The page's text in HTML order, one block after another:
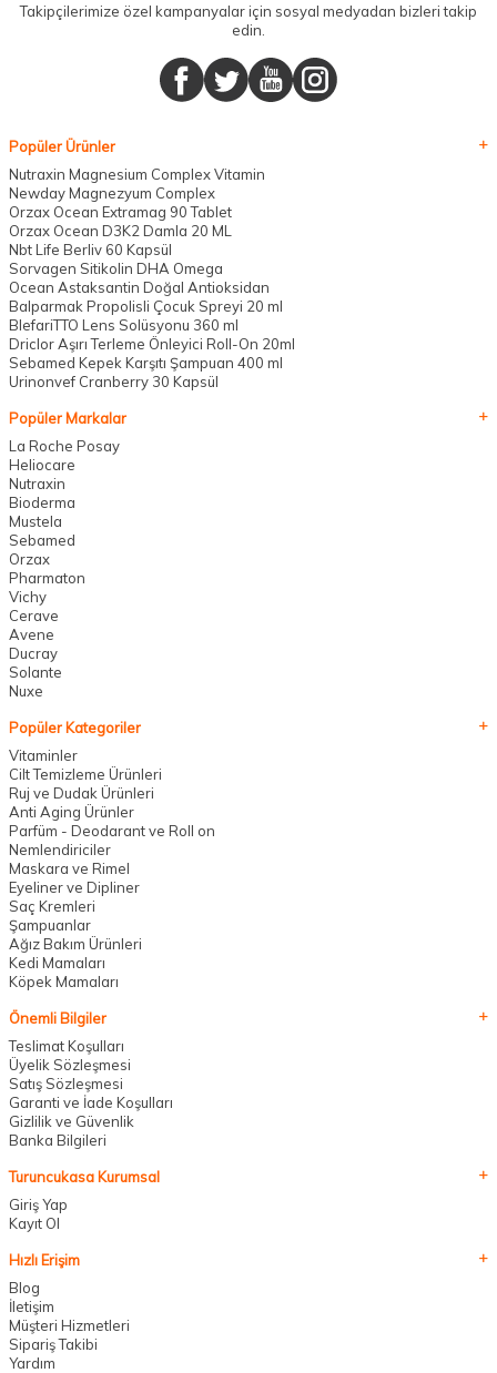
Takipçilerimize özel kampanyalar için sosyal medyadan bizleri takip
edin.
Popüler Ürünler
Nutraxin Magnesium Complex Vitamin
Newday Magnezyum Complex
Orzax Ocean Extramag 90 Tablet
Orzax Ocean D3K2 Damla 20 ML
Nbt Life Berliv 60 Kapsül
Sorvagen Sitikolin DHA Omega
Ocean Astaksantin Doğal Antioksidan
Balparmak Propolisli Çocuk Spreyi 20 ml
BlefariTTO Lens Solüsyonu 360 ml
Driclor Aşırı Terleme Önleyici Roll-On 20ml
Sebamed Kepek Karşıtı Şampuan 400 ml
Urinonvef Cranberry 30 Kapsül
Popüler Markalar
La Roche Posay
Heliocare
Nutraxin
Bioderma
Mustela
Sebamed
Orzax
Pharmaton
Vichy
Cerave
Avene
Ducray
Solante
Nuxe
Popüler Kategoriler
Vitaminler
Cilt Temizleme Ürünleri
Ruj ve Dudak Ürünleri
Anti Aging Ürünler
Parfüm - Deodarant ve Roll on
Nemlendiriciler
Maskara ve Rimel
Eyeliner ve Dipliner
Saç Kremleri
Şampuanlar
Ağız Bakım Ürünleri
Kedi Mamaları
Köpek Mamaları
Önemli Bilgiler
Teslimat Koşulları
Üyelik Sözleşmesi
Satış Sözleşmesi
Garanti ve İade Koşulları
Gizlilik ve Güvenlik
Banka Bilgileri
Turuncukasa Kurumsal
Giriş Yap
Kayıt Ol
Hızlı Erişim
Blog
İletişim
Müşteri Hizmetleri
Sipariş Takibi
Yardım